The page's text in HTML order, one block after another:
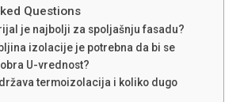
Questions
je najbolji za spoljašnju fasadu?
izolacije je potrebna da bi se
U-vrednost?
termoizolacija i koliko dugo